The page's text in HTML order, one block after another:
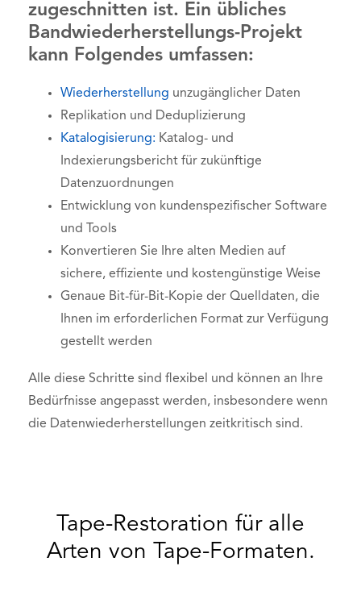
zugeschnitten ist. Ein übliches
Bandwiederherstellungs-Projekt
kann Folgendes umfassen:
Wiederherstellung unzugänglicher Daten
Replikation und Deduplizierung
Katalogisierung: Katalog- und
Indexierungsbericht für zukünftige
Datenzuordnungen
Entwicklung von kundenspezifischer Software
und Tools
Konvertieren Sie Ihre alten Medien auf
sichere, effiziente und kostengünstige Weise
Genaue Bit-für-Bit-Kopie der Quelldaten, die
Ihnen im erforderlichen Format zur Verfügung
gestellt werden
Alle diese Schritte sind flexibel und können an Ihre
Bedürfnisse angepasst werden, insbesondere wenn
die Datenwiederherstellungen zeitkritisch sind.
Tape-Restoration für alle
Arten von Tape-Formaten.